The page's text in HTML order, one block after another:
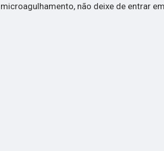
microagulhamento, não deixe de entrar